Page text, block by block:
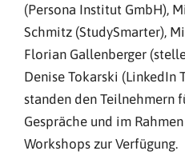
(Persona Institut GmbH),
Schmitz (StudySmarter),
Florian Gallenberger
Denise Tokarski (LinkedIn
standen den Teilnehmern
Gespräche und im
Workshops zur Verfügung.